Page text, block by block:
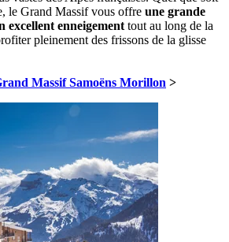
le Grand Massif vous offre une grande
excellent enneigement tout au long de la
pleinement des frissons de la glisse
Massif Samoëns Morillon >